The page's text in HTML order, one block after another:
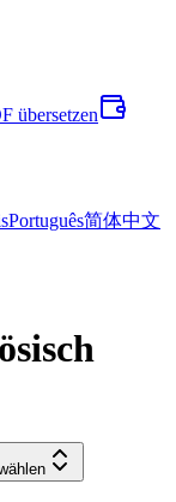
übersetzen
Português简体中文